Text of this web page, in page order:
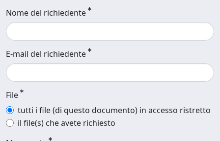
Nome del richiedente
E-mail del richiedente
File
tutti i file (di questo documento) in accesso ristretto
il file(s) che avete richiesto